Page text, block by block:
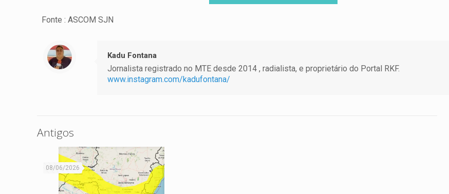
Fonte : ASCOM SJN
Kadu Fontana
Jornalista registrado no MTE desde 2014 , radialista, e proprietário do Portal RKF.
www.instagram.com/kadufontana/
Antigos
08/06/2026